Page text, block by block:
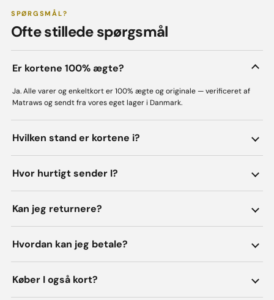
SPØRGSMÅL?
Ofte stillede spørgsmål
Er kortene 100% ægte?
Ja. Alle varer og enkeltkort er 100% ægte og originale — verificeret af
Matraws og sendt fra vores eget lager i Danmark.
Hvilken stand er kortene i?
Hvor hurtigt sender I?
Kan jeg returnere?
Hvordan kan jeg betale?
Køber I også kort?